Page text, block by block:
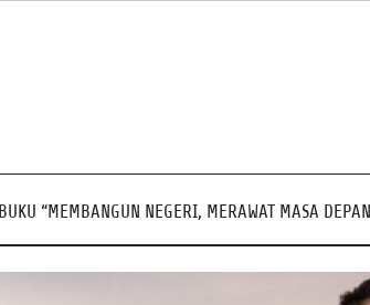
BUKU “MEMBANGUN NEGERI, MERAWAT MASA DEPAN